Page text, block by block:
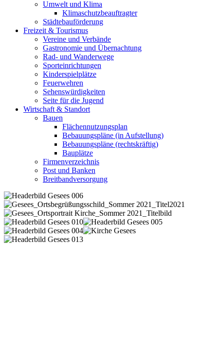
Umwelt und Klima
Klimaschutzbeauftragter
Städtebauförderung
Freizeit & Tourismus
Vereine und Verbände
Gastronomie und Übernachtung
Rad- und Wanderwege
Sporteinrichtungen
Kinderspielplätze
Feuerwehren
Sehenswürdigkeiten
Seite für die Jugend
Wirtschaft & Standort
Bauen
Flächennutzungsplan
Bebauungspläne (in Aufstellung)
Bebauungspläne (rechtskräftig)
Bauplätze
Firmenverzeichnis
Post und Banken
Breitbandversorgung